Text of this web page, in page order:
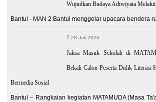
Wujudkan Budaya Adiwiyata
Bantul - MAN 2 Bantul menggelar upacara bendera
28 Juli 2026
Jaksa Masuk Sekolah di
Bekali Calon Peserta Didik Literasi
Bermedia Sosial
Bantul – Rangkaian kegiatan MATAMUDA (Masa